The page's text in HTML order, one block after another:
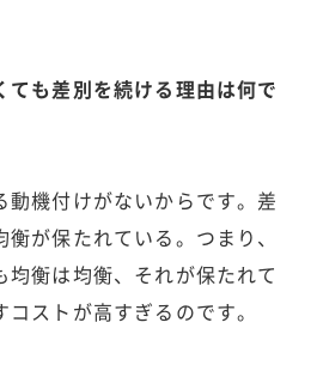
も差別を続ける理由は何で
動機付けがないからです。差
が保たれている。つまり、
衡は均衡、それが保たれて
ストが高すぎるのです。